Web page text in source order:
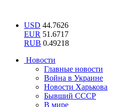
USD 44.7626
EUR 51.6717
RUB 0.49218
Новости
Главные новости
Война в Украине
Новости Харькова
Бывший СССР
В мире